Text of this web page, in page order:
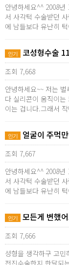
안녕하세요^^ 2008년
서 사각턱 수술받던
에 남들보다 유난히
인기 코성형수술
조회 7,668
안녕하세요~~ 저는
다 실리콘이 움직이
이는 겁니다.그래서
인기 얼굴이 주먹
조회 7,667
안녕하세요^^ 2008년
서 사각턱 수술받던
에 남들보다 유난히
인기 모든게 변했
조회 7,666
성형을 생각하구 고
전진수술한지 한달되